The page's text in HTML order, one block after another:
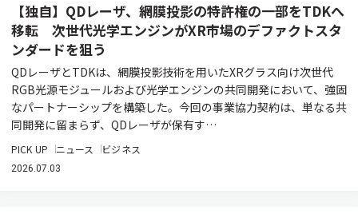
【独自】QDレーザ、網膜投影の特許権の一部をTDKへ
移転 次世代光学エンジンがXR市場のデファクトスタ
ンダードを狙う
QDレーザとTDKは、網膜投影技術を用いたXRグラス向け次世代
RGB光源モジュールおよび光学エンジンの共同開発において、強固
なパートナーシップを構築した。今回の事業協力契約は、単なる共
同開発に留まらず、QDレーザが保有す…
PICK UP ニュース ビジネス
2026.07.03